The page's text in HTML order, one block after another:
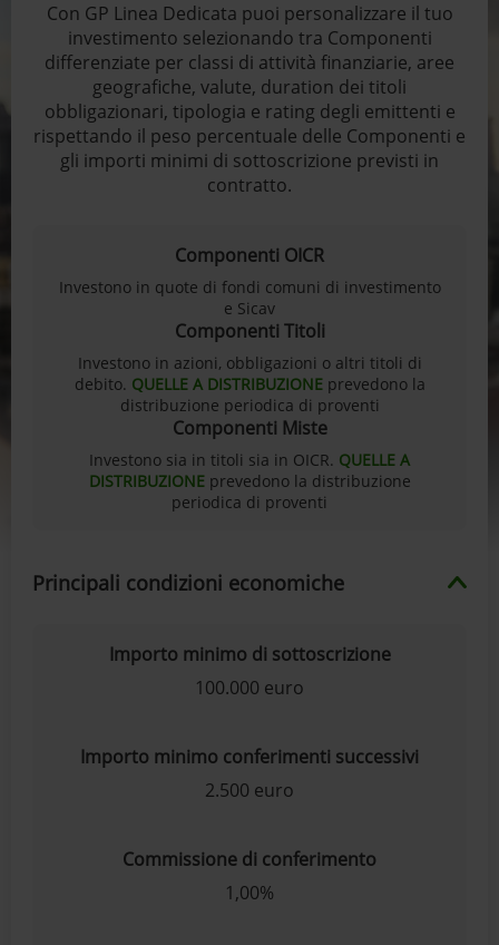
Con GP Linea Dedicata puoi personalizzare il tuo
investimento selezionando tra Componenti
differenziate per classi di attività finanziarie, aree
geografiche, valute, duration dei titoli
obbligazionari, tipologia e rating degli emittenti e
rispettando il peso percentuale delle Componenti e
gli importi minimi di sottoscrizione previsti in
contratto.
Componenti OICR
Investono in quote di fondi comuni di investimento
e Sicav
Componenti Titoli
Investono in azioni, obbligazioni o altri titoli di
debito. QUELLE A DISTRIBUZIONEprevedono la
distribuzione periodica di proventi
Componenti Miste
Investono sia in titoli sia in OICR. QUELLE A
DISTRIBUZIONEprevedono la distribuzione
periodica di proventi
Principali condizioni economiche
Importo minimo di sottoscrizione
100.000 euro
Importo minimo conferimenti successivi
2.500 euro
Commissione di conferimento
1,00%